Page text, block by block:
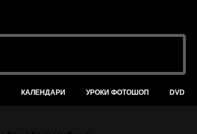
КАЛЕНДАРИ УРОКИ ФОТОШОП DVD